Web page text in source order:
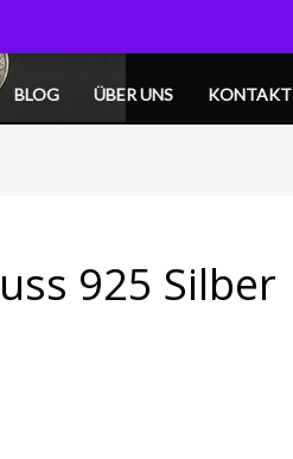
BLOG ÜBER UNS KONTAKT
925 Silber